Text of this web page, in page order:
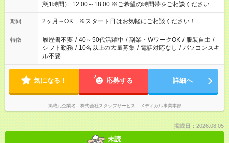
憩1時間） 12:00～18:00 ※ご希望の時間帯をご相談ください。
※日勤、夜勤のみ、変則的な勤務等も相談OK！
期間 2ヶ月～OK ※スタート日はお気軽にご相談ください！
特徴 履歴書不要 / 40～50代活躍中 / 副業・WワークOK / 服装自由 /
シフト勤務 / 10名以上の大量募集 / 電話対応なし / パソコンスキ
ル不要
気になる！ 応募する 詳細へ
掲載元企業名 株式会社スタッフサービス メディカル事業本部
掲載日：2026.08.05
未読